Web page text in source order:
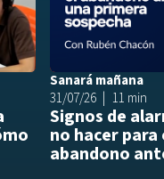
Sanará mañana
31/07/26
11 min
Signos de
no hacer
abandono